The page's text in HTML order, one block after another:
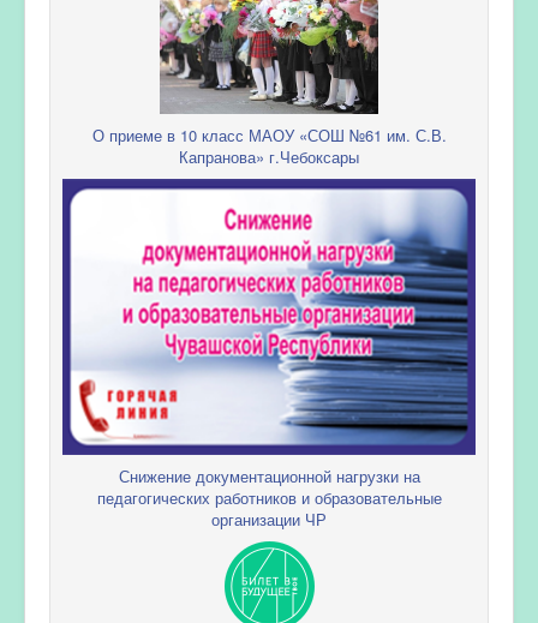
О приеме в 10 класс МАОУ «СОШ №61 им. С.В.
Капранова» г.Чебоксары
Снижение документационной нагрузки на
педагогических работников и образовательные
организации ЧР